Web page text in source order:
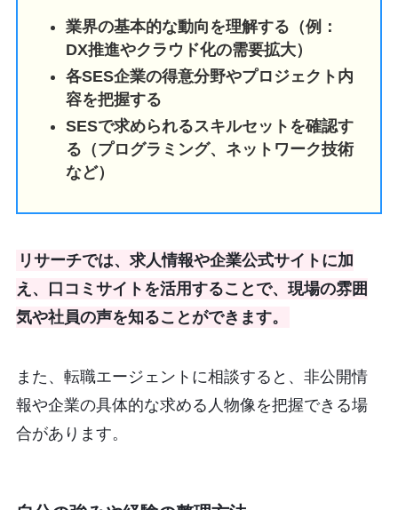
業界の基本的な動向を理解する（例：
DX推進やクラウド化の需要拡大）
各SES企業の得意分野やプロジェクト内
容を把握する
SESで求められるスキルセットを確認す
る（プログラミング、ネットワーク技術
など）
リサーチでは、求人情報や企業公式サイトに加
え、口コミサイトを活用することで、現場の雰囲
気や社員の声を知ることができます。
また、転職エージェントに相談すると、非公開情
報や企業の具体的な求める人物像を把握できる場
合があります。